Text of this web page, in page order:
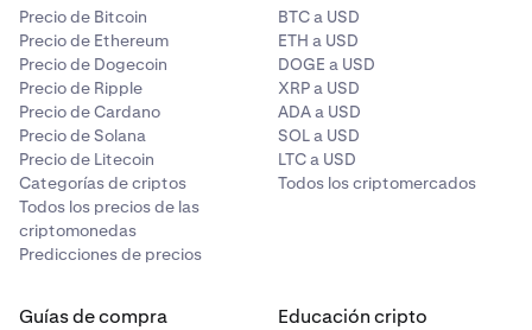
Precio de Bitcoin
Precio de Ethereum
Precio de Dogecoin
Precio de Ripple
Precio de Cardano
Precio de Solana
Precio de Litecoin
Categorías de criptos
Todos los precios de las
criptomonedas
Predicciones de precios
BTC a USD
ETH a USD
DOGE a USD
XRP a USD
ADA a USD
SOL a USD
LTC a USD
Todos los criptomercados
Guías de compra Educación cripto